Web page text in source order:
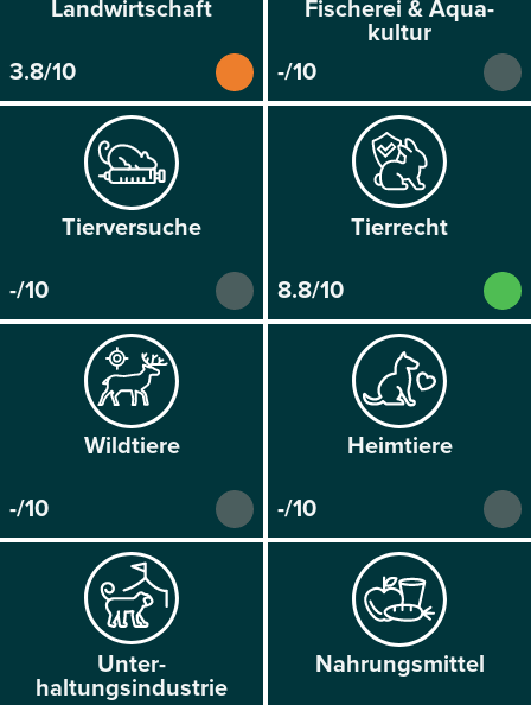
Land­wirtschaft
3.8/10
Fischerei & Aqua­
kultur
-/10
Tier­versuche
-/10
Tier­recht
8.8/10
Wild­tiere
-/10
Heim­tiere
-/10
Unter­
haltungsindustrie
Nahrungs­mittel